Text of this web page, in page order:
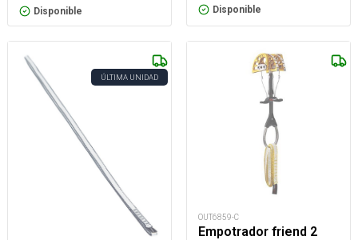
Disponible Disponible
ÚLTIMA UNIDAD
OUT6859-C
Empotrador friend 2